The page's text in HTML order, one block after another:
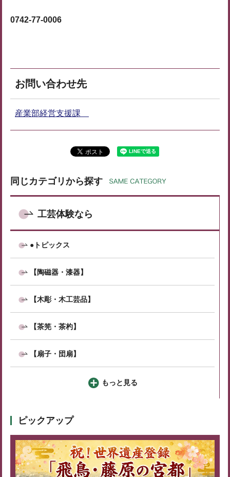
0742-77-0006
お問い合わせ先
産業部経営支援課
同じカテゴリから探す
工芸体験なら
●トピックス
【陶磁器・漆器】
【木彫・木工芸品】
【茶筅・茶杓】
【扇子・団扇】
もっと見る
ピックアップ